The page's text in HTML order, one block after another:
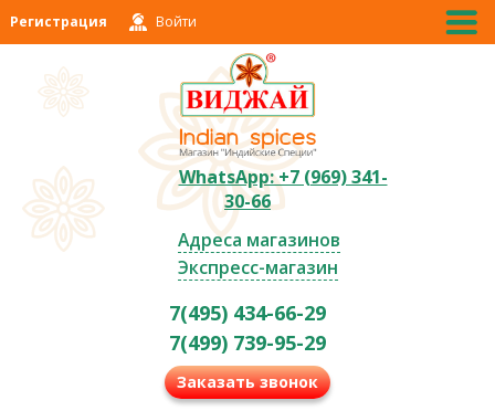
Регистрация Войти
WhatsApp: +7 (969) 341-
30-66
Адреса магазинов
Экспресс-магазин
7(495) 434-66-29
7(499) 739-95-29
Заказать звонок